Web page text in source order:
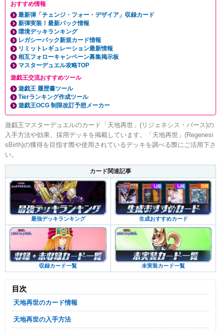
おすすめ情報
最新弾「チェンジ・フォー・デザイア」収録カード
新弾実装！最新パック情報
環境デッキランキング
レガシーパック新規カード情報
リミットレギュレーション最新情報
相互フォローキャンペーン募集掲示板
マスターデュエル攻略TOP
遊戯王交流おすすめツール
遊戯王 履歴書ツール
Tierランキング作成ツール
遊戯王OCG 制限改訂予想メーカー
遊戯王マスターデュエルのカード「天地再世」(リジェネシス・バース)の
入手方法や効果、採用デッキを掲載しています。「天地再世」(Regenesi
sBirth)の獲得を目指す際や使用されているデッキを調べる際にご活用下さ
い。
カード関連記事
最強デッキランキング 生成おすすめカード
収録カード一覧 未実装カード一覧
目次
天地再世のカード情報
天地再世の入手方法